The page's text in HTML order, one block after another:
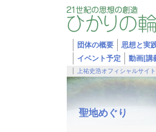
団体の概要 思想と実
イベント予定
動画[講
上祐史浩オフィシャルサイト
聖地めぐり